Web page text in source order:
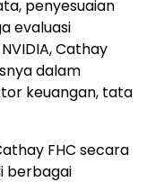
penyesuaian
evaluasi
Cathay
dalam
keuangan, tata
FHC secara
berbagai